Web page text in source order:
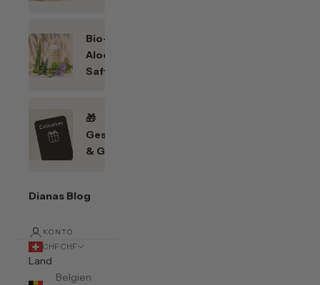
Bio-
Aloe
Saft
🎁
Geschenkefinder
& Gutscheine
Dianas Blog
KONTO
CHF CHF
Land
Belgien